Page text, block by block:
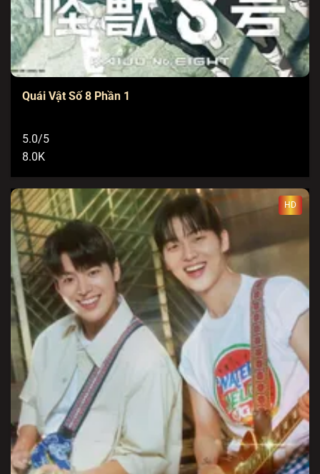
Quái Vật Số 8 Phần 1
5.0/5
8.0K
HD